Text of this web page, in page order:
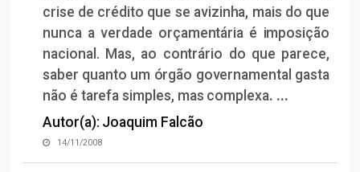
crise de crédito que se avizinha, mais do que
nunca a verdade orçamentária é imposição
nacional. Mas, ao contrário do que parece,
saber quanto um órgão governamental gasta
não é tarefa simples, mas complexa. ...
Autor(a): Joaquim Falcão
14/11/2008